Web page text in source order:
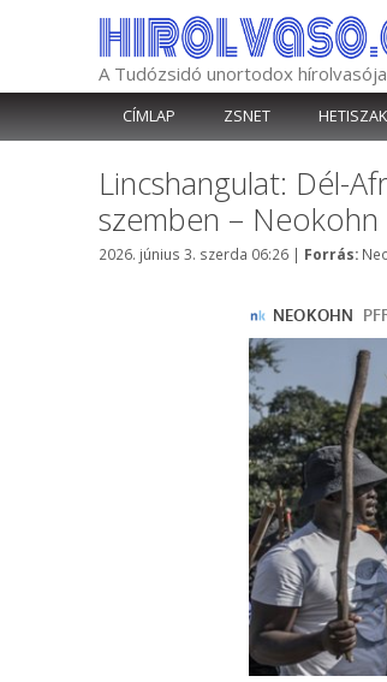
A Tudózsidó unortodox hírolvasója
CÍMLAP ZSNET
Lincshangulat: Dél-
szemben – Neokohn
2026. június 3. szerda 06:26 | Forrás: